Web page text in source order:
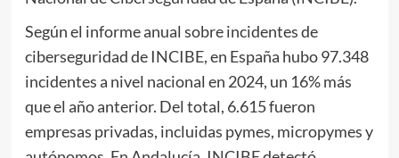
Según el informe anual sobre incidentes de
ciberseguridad de INCIBE, en España hubo 97.348
incidentes a nivel nacional en 2024, un 16% más
que el año anterior. Del total, 6.615 fueron
empresas privadas, incluidas pymes, micropymes y